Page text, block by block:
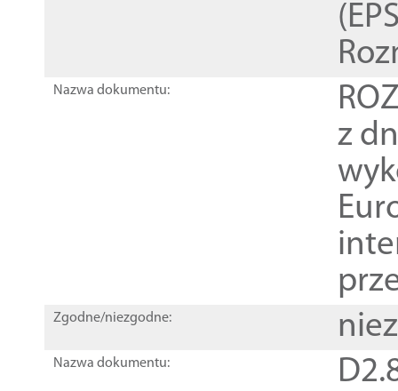
Nazwa dokumentu:
z
Zgodne/niezgodne:
Nazwa dokumentu: